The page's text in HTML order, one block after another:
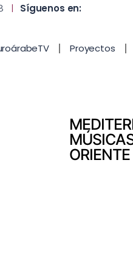
| Síguenos en:
Proyectos